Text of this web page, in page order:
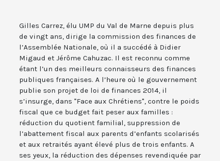
Gilles Carrez, élu UMP du Val de Marne depuis plus
de vingt ans, dirige la commission des finances de
l’Assemblée Nationale, où il a succédé à Didier
Migaud et Jérôme Cahuzac. Il est reconnu comme
étant l’un des meilleurs connaisseurs des finances
publiques françaises. A l’heure où le gouvernement
publie son projet de loi de finances 2014, il
s’insurge, dans "Face aux Chrétiens", contre le poids
fiscal que ce budget fait peser aux familles :
réduction du quotient familial, suppression de
l’abattement fiscal aux parents d’enfants scolarisés
et aux retraités ayant élevé plus de trois enfants. A
ses yeux, la réduction des dépenses revendiquée par